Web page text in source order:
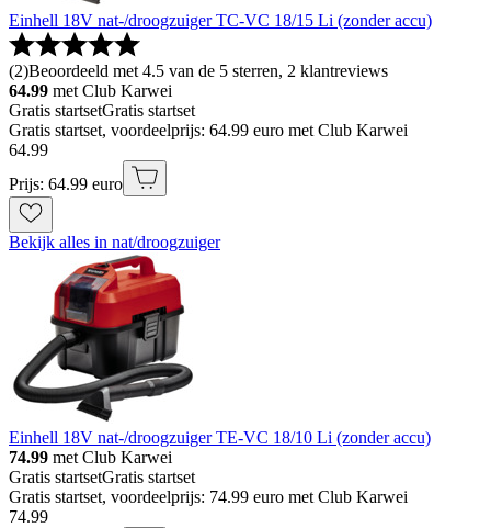
Einhell 18V nat-/droogzuiger TC-VC 18/15 Li (zonder accu)
(2)Beoordeeld met 4.5 van de 5 sterren, 2 klantreviews
64.99 met Club Karwei
Gratis startsetGratis startset
Gratis startset, voordeelprijs: 64.99 euro met Club Karwei
64.99
Prijs: 64.99 euro
Bekijk alles in nat/droogzuiger
Einhell 18V nat-/droogzuiger TE-VC 18/10 Li (zonder accu)
74.99 met Club Karwei
Gratis startsetGratis startset
Gratis startset, voordeelprijs: 74.99 euro met Club Karwei
74.99